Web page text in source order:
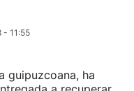
11:55
guipuzcoana, ha